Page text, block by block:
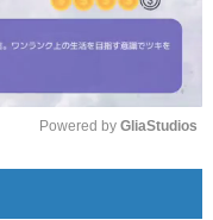
Mute
Powered by GliaStudios